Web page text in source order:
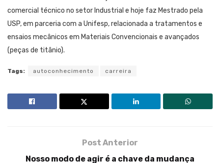
comercial técnico no setor Industrial e hoje faz Mestrado pela
USP, em parceria com a Unifesp, relacionada a tratamentos e
ensaios mecânicos em Materiais Convencionais e avançados
(peças de titânio).
Tags: autoconhecimento carreira
Post Anterior
Nosso modo de agir é a chave da mudança